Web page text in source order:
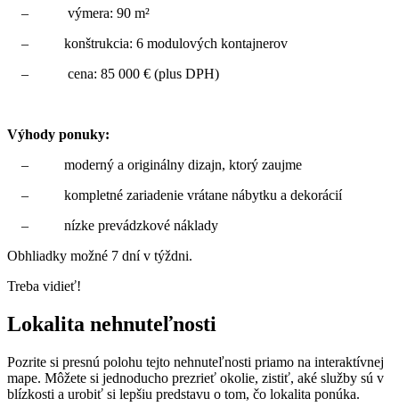
– výmera: 90 m²
– konštrukcia: 6 modulových kontajnerov
– cena: 85 000 € (plus DPH)
Výhody ponuky:
– moderný a originálny dizajn, ktorý zaujme
– kompletné zariadenie vrátane nábytku a dekorácií
– nízke prevádzkové náklady
Obhliadky možné 7 dní v týždni.
Treba vidieť!
Lokalita nehnuteľnosti
Pozrite si presnú polohu tejto nehnuteľnosti priamo na interaktívnej
mape. Môžete si jednoducho prezrieť okolie, zistiť, aké služby sú v
blízkosti a urobiť si lepšiu predstavu o tom, čo lokalita ponúka.